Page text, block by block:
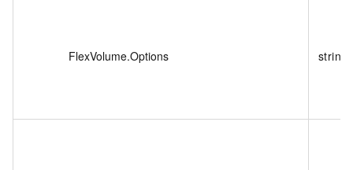
FlexVolume.Options string